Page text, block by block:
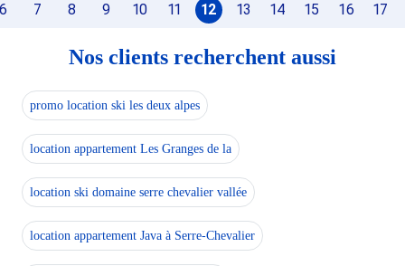
Animaux acceptés avec supplément.
7 8 9 10 11 12 13 14 15 16 17
Nos clients recherchent aussi
promo location ski les deux alpes
location appartement Les Granges de la
location ski domaine serre chevalier vallée
location appartement Java à Serre-Chevalier